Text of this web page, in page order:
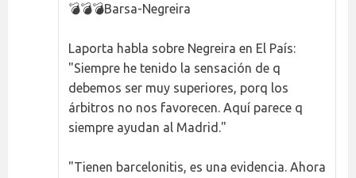
💣💣💣Barsa-Negreira
Laporta habla sobre Negreira en El País:
"Siempre he tenido la sensación de q
debemos ser muy superiores, porq los
árbitros no nos favorecen. Aquí parece q
siempre ayudan al Madrid."
"Tienen barcelonitis, es una evidencia. Ahora